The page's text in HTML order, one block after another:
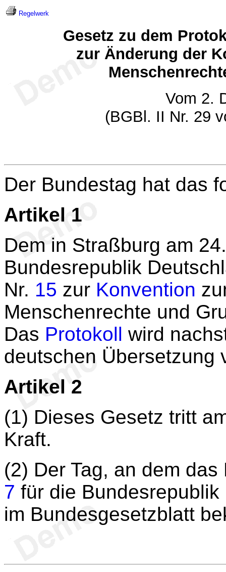
Regelwerk
Gesetz zu dem
zur Änderung der
Vom 2.
(BGBl. II Nr. 29
Der Bundestag hat das
Artikel 1
Dem in Straßburg am
Bundesrepublik
Nr. 15 zur Konvention
Menschenrechte und
Das Protokoll wird
deutschen Übersetzung
Artikel 2
(1) Dieses Gesetz tritt
Kraft.
(2) Der Tag, an dem
7 für die
im Bundesgesetzblatt